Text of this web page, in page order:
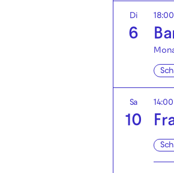
Di
6
18:00
Sa
10
14:00